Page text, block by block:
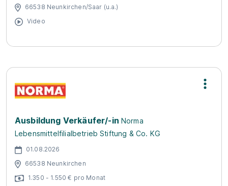
66538 Neunkirchen/Saar (u.a.)
Video
Ausbildung Verkäufer/-in Norma
Lebensmittelfilialbetrieb Stiftung & Co. KG
01.08.2026
66538 Neunkirchen
1.350 - 1.550 € pro Monat